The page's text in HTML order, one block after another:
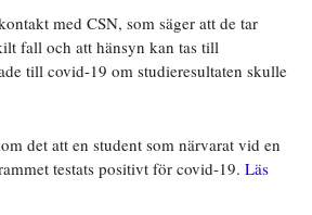
med CSN, som säger att de tar
fall och att hänsyn kan tas till
till covid-19 om studieresultaten skulle
det att en student som närvarat vid en
testats positivt för covid-19.Läs